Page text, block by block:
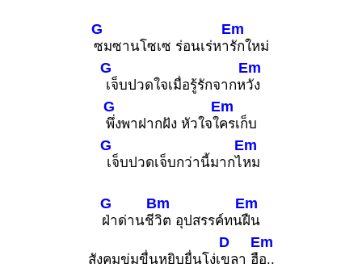
G
ซมซานโซเซ ร่อนเร่หา
Em
รักใหม่
G
เจ็บปวดใจเมื่อรู้รักจากห
Em
วัง
G
พึ่งพาฝากฝัง หัวใจใ
Em
ครเก็บ
G
เจ็บปวดเจ็บกว่านี้มากไ
Em
หม
G
ฝ่าด่านชี
Bm
วิต อุปสรรค์ทน
Em
ฝืน
สังคมข่มขื่นหยิบยื่นโง่เ
D
ขลา ฮื
Em
อ..